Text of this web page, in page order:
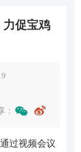
力促宝鸡
：
过视频会议